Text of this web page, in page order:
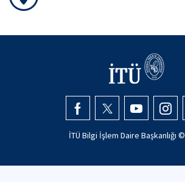
İTÜ Bilgi İşlem Daire Başkanlığı ©